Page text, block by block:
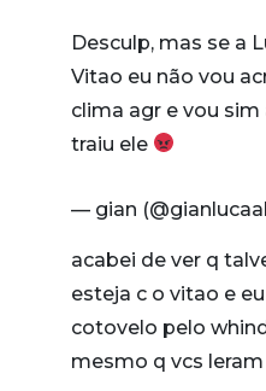
Desculp, mas se a
Vitao eu não vou
clima agr e vou
traiu ele
— gian
acabei de ver q
esteja c o vitao e
cotovelo pelo
mesmo q vcs leram